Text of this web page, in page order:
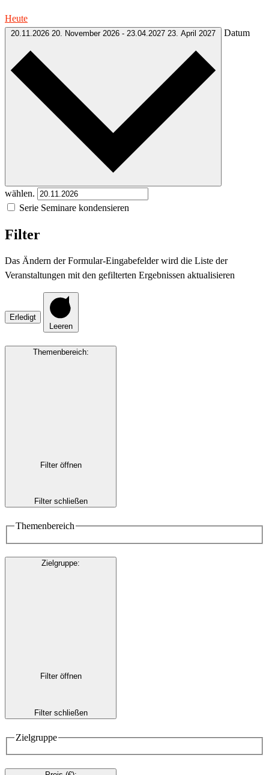
Heute
20.11.2026 20. November 2026 - 23.04.2027 23. April 2027 Datum
wählen.
Serie Seminare kondensieren
Filter
Das Ändern der Formular-Eingabefelder wird die Liste der
Veranstaltungen mit den gefilterten Ergebnissen aktualisieren
Erledigt
Leeren
Themenbereich:
Filter öffnen
Filter schließen
Themenbereich
Zielgruppe:
Filter öffnen
Filter schließen
Zielgruppe